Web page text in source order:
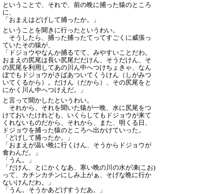
ということで、それで、前の晩に捕った猿のところ
に、
「おまえはどげして捕ったか。」
ということを聞きに行ったというわい。
そうしたら、捕った捕ったてってすごくに威張っ
ていたその猿が、
「ドジョウやなんか捕るてて、みやすいことだわ。
おまえの尻尾は長い尻尾だだけん、そうだけん、そ
の尻尾を利用してあの川ん中へつけちょきゃ、なん
ぼでもドジョウがさばあついてくうけん（しがみつ
いてくるから）。だけん（だから）、その尻尾をと
にかく川ん中へつけえだ。」
と言って聞かしたというわい。
それから、それを聞いた猿が一晩、水に尻尾をつ
けておいたけれども、いくらしてもドジョウが来て
くれないものだから、それから、また、明くる日、
ドジョウを捕った猿のところへ出かけていった。
「どげして捕ったか。」
「おまえが温い晩に行くけん、そうからドジョウが
食わんだ。」
「うん。」
「だけん、とにかくなあ、寒い晩の川の水が凍(こお)
って、カチンカチンにしみ上がぁ、そげな晩に行か
ないけんだわ。」
「うん。そうかあどげすうだあ。」